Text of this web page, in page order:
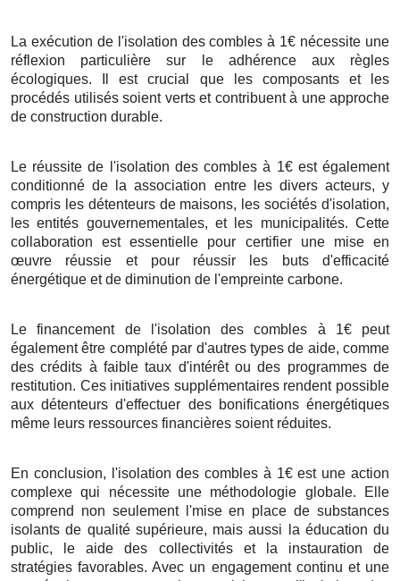
La exécution de l'isolation des combles à 1€ nécessite une
réflexion particulière sur le adhérence aux règles
écologiques. Il est crucial que les composants et les
procédés utilisés soient verts et contribuent à une approche
de construction durable.
Le réussite de l'isolation des combles à 1€ est également
conditionné de la association entre les divers acteurs, y
compris les détenteurs de maisons, les sociétés d'isolation,
les entités gouvernementales, et les municipalités. Cette
collaboration est essentielle pour certifier une mise en
œuvre réussie et pour réussir les buts d'efficacité
énergétique et de diminution de l'empreinte carbone.
Le financement de l'isolation des combles à 1€ peut
également être complété par d'autres types de aide, comme
des crédits à faible taux d'intérêt ou des programmes de
restitution. Ces initiatives supplémentaires rendent possible
aux détenteurs d'effectuer des bonifications énergétiques
même leurs ressources financières soient réduites.
En conclusion, l'isolation des combles à 1€ est une action
complexe qui nécessite une méthodologie globale. Elle
comprend non seulement l'mise en place de substances
isolants de qualité supérieure, mais aussi la éducation du
public, le aide des collectivités et la instauration de
stratégies favorables. Avec un engagement continu et une